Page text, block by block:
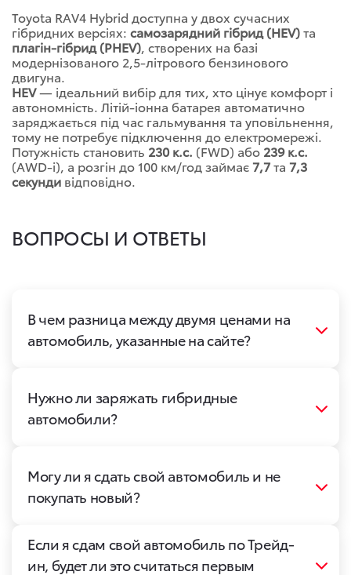
Toyota RAV4 Hybrid доступна у двох сучасних
гібридних версіях: самозарядний гібрид (HEV)та
плагін-гібрид (PHEV), створених на базі
модернізованого 2,5-літрового бензинового
двигуна.
HEV— ідеальний вибір для тих, хто цінує комфорт і
автономність. Літій-іонна батарея автоматично
заряджається під час гальмування та уповільнення,
тому не потребує підключення до електромережі.
Потужність становить 230 к.с. (FWD) або 239 к.с.
(AWD-i), а розгін до 100 км/год займає7,7та 7,3
секунди відповідно.
ВОПРОСЫ И ОТВЕТЫ
В чем разница между двумя ценами на
автомобиль, указанные на сайте?
Нужно ли заряжать гибридные
автомобили?
Могу ли я сдать свой автомобиль и не
покупать новый?
Если я сдам свой автомобиль по Трейд-
ин, будет ли это считаться первым